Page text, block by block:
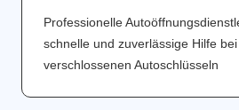
Professionelle
schnelle und zuverlässige Hilfe
verschlossenen Autoschlüsseln